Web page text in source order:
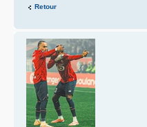
Retour